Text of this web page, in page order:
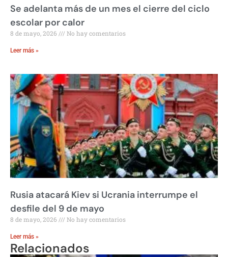
Se adelanta más de un mes el cierre del ciclo
escolar por calor
8 de mayo, 2026 No hay comentarios
Leer más »
Rusia atacará Kiev si Ucrania interrumpe el
desfile del 9 de mayo
8 de mayo, 2026 No hay comentarios
Leer más »
Relacionados